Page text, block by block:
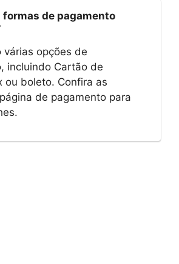
formas de pagamento
várias opções de
incluindo Cartão de
ou boleto. Confira as
de pagamento para